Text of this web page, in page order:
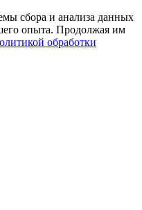
сбора и анализа данных
опыта. Продолжая им
обработки